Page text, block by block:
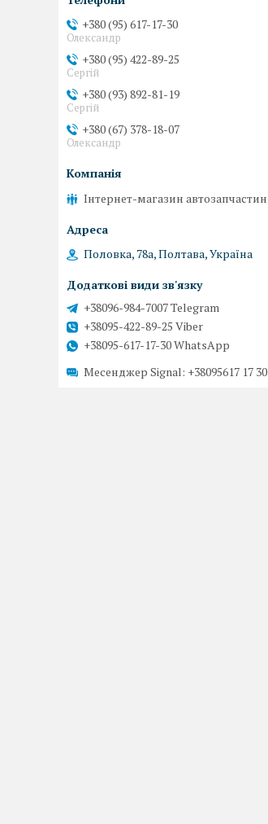
+380 (95) 617-17-30
Олександр
+380 (95) 422-89-25
Сергій
+380 (93) 892-81-19
Сергій
+380 (67) 378-18-07
Олександр
Інтернет-магазин автозапчастин
Половка, 78а, Полтава, Україна
+38096-984-7007 Telegram
+38095-422-89-25 Viber
+38095-617-17-30 WhatsApp
Месенджер Signal +38095617 17 30